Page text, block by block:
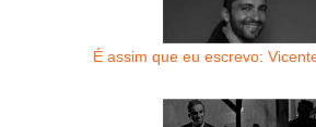
É assim que eu escrevo: